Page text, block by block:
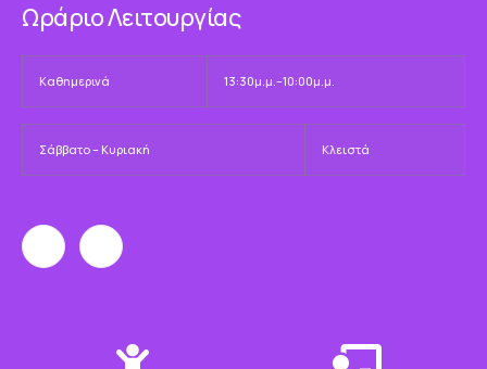
Ωράριο Λειτουργίας
Καθημερινά 13:30μ.μ.–10:00μ.μ.
Σάββατο – Κυριακή Κλειστά